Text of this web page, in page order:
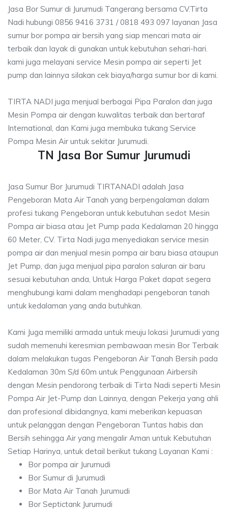
Jasa Bor Sumur di Jurumudi Tangerang bersama CV.Tirta
Nadi hubungi 0856 9416 3731 / 0818 493 097 layanan Jasa
sumur bor pompa air bersih yang siap mencari mata air
terbaik dan layak di gunakan untuk kebutuhan sehari-hari.
kami juga melayani service Mesin pompa air seperti Jet
pump dan lainnya silakan cek biaya/harga sumur bor di kami.
TIRTA NADI juga menjual berbagai Pipa Paralon dan juga
Mesin Pompa air dengan kuwalitas terbaik dan bertaraf
International, dan Kami juga membuka tukang Service
Pompa Mesin Air untuk sekitar Jurumudi.
TN Jasa Bor Sumur Jurumudi
Jasa Sumur Bor Jurumudi TIRTANADI adalah Jasa
Pengeboran Mata Air Tanah yang berpengalaman dalam
profesi tukang Pengeboran untuk kebutuhan sedot Mesin
Pompa air biasa atau Jet Pump pada Kedalaman 20 hingga
60 Meter, CV. Tirta Nadi juga menyediakan service mesin
pompa air dan menjual mesin pompa air baru biasa ataupun
Jet Pump, dan juga menjual pipa paralon saluran air baru
sesuai kebutuhan anda, Untuk Harga Paket dapat segera
menghubungi kami dalam menghadapi pengeboran tanah
untuk kedalaman yang anda butuhkan.
Kami Juga memiliki armada untuk meuju lokasi Jurumudi yang
sudah memenuhi keresmian pembawaan mesin Bor Terbaik
dalam melakukan tugas Pengeboran Air Tanah Bersih pada
Kedalaman 30m S/d 60m untuk Penggunaan Airbersih
dengan Mesin pendorong terbaik di Tirta Nadi seperti Mesin
Pompa Air Jet-Pump dan Lainnya, dengan Pekerja yang ahli
dan profesional dibidangnya, kami meberikan kepuasan
untuk pelanggan dengan Pengeboran Tuntas habis dan
Bersih sehingga Air yang mengalir Aman untuk Kebutuhan
Setiap Harinya, untuk detail berikut tukang Layanan Kami :
Bor pompa air Jurumudi
Bor Sumur di Jurumudi
Bor Mata Air Tanah Jurumudi
Bor Septictank Jurumudi